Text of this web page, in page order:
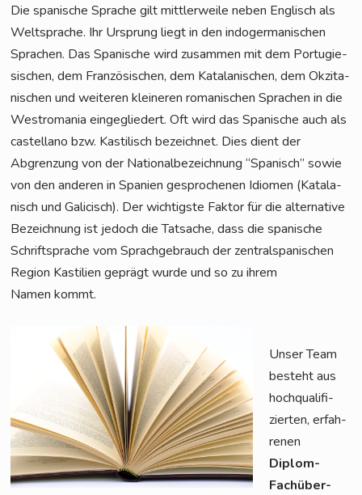
Die spa­ni­sche Spra­che gilt mitt­ler­wei­le neben Eng­lisch als
Welt­spra­che. Ihr Ursprung liegt in den indo­ger­ma­ni­schen
Spra­chen. Das Spa­ni­sche wird zusam­men mit dem Por­tu­gie­
si­schen, dem Fran­zö­si­schen, dem Kata­la­ni­schen, dem Okzita­
ni­schen und wei­te­ren klei­ne­ren roma­ni­schen Spra­chen in die
West­ro­ma­nia ein­ge­glie­dert. Oft wird das Spa­ni­sche auch als
cas­tel­lano bzw. Kas­ti­lisch bezeich­net. Dies dient der
Abgren­zung von der Natio­nal­be­zeich­nung “Spa­nisch” sowie
von den ande­ren in Spa­ni­en gespro­che­nen Idio­men (Kata­la­
nisch und Gali­cisch). Der wich­tigs­te Fak­tor für die alter­na­ti­ve
Bezeich­nung ist jedoch die Tat­sa­che, dass die spa­ni­sche
Schrift­spra­che vom Sprach­ge­brauch der zen­tral­spa­ni­schen
Regi­on Kas­ti­li­en geprägt wur­de und so zu ihrem
Namen kommt.
Unser Team
besteht aus
hoch­qua­li­fi­
zier­ten, erfah­
re­nen
Diplom-
Fach­über­